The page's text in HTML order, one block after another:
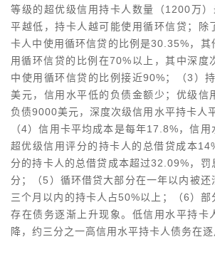
等级的超优级信用持卡人数量（1200万
平越低，持卡人越可能使用循环信贷；除
卡人中使用循环信贷的比例是30.35%，其
用循环信贷的比例在70%以上，其中深度
中使用循环信贷的比例接近90%；（3）
美元，信用水平低的负债金额少；优级信
负债9000美元，深度次级信用水平持卡人
（4）信用卡平均成本是每年17.8%，信用
超优级信用评分的持卡人的总借贷成本
分的持卡人的总借贷成本超过32.09%，罚
分；（5）循环借贷大部分在一年以内被还
三个月以内的持卡人占50%以上；（6）部
存在债务逐渐上升现象。低信用水平持卡
降，约三分之一高信用水平持卡人债务在逐